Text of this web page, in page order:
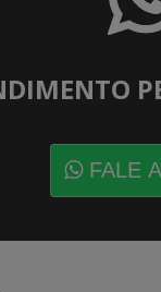
FALE